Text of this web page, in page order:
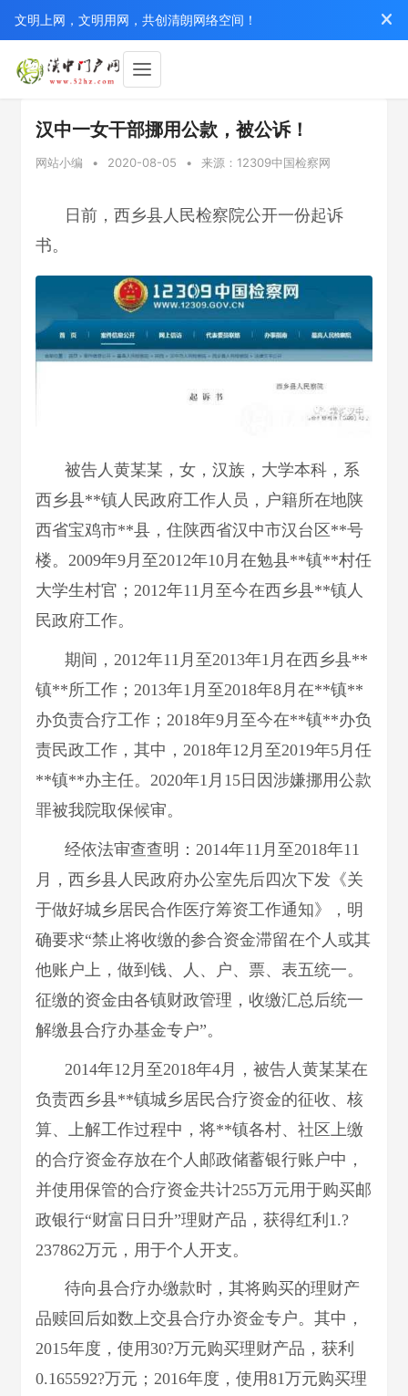
文明上网，文明用网，共创清朗网络空间！
汉中一女干部挪用公款，被公诉！
网站小编 • 2020-08-05 • 来源：12309中国检察网
日前，西乡县人民检察院公开一份起诉
书。
被告人黄某某，女，汉族，大学本科，系
西乡县**镇人民政府工作人员，户籍所在地陕
西省宝鸡市**县，住陕西省汉中市汉台区**号
楼。2009年9月至2012年10月在勉县**镇**村任
大学生村官；2012年11月至今在西乡县**镇人
民政府工作。
期间，2012年11月至2013年1月在西乡县**
镇**所工作；2013年1月至2018年8月在**镇**
办负责合疗工作；2018年9月至今在**镇**办负
责民政工作，其中，2018年12月至2019年5月任
**镇**办主任。2020年1月15日因涉嫌挪用公款
罪被我院取保候审。
经依法审查查明：2014年11月至2018年11
月，西乡县人民政府办公室先后四次下发《关
于做好城乡居民合作医疗筹资工作通知》，明
确要求“禁止将收缴的参合资金滞留在个人或其
他账户上，做到钱、人、户、票、表五统一。
征缴的资金由各镇财政管理，收缴汇总后统一
解缴县合疗办基金专户”。
2014年12月至2018年4月，被告人黄某某在
负责西乡县**镇城乡居民合疗资金的征收、核
算、上解工作过程中，将**镇各村、社区上缴
的合疗资金存放在个人邮政储蓄银行账户中，
并使用保管的合疗资金共计255万元用于购买邮
政银行“财富日日升”理财产品，获得红利1.?
237862万元，用于个人开支。
待向县合疗办缴款时，其将购买的理财产
品赎回后如数上交县合疗办资金专户。其中，
2015年度，使用30?万元购买理财产品，获利
0.165592?万元；2016年度，使用81万元购买理